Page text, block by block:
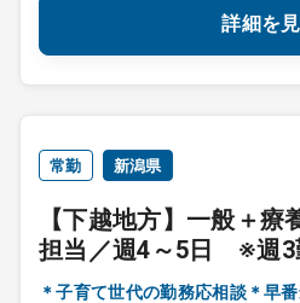
詳細を
常勤 新潟県
【下越地方】一般＋療
担当／週4～5日 ※週3
＊子育て世代の勤務応相談＊早